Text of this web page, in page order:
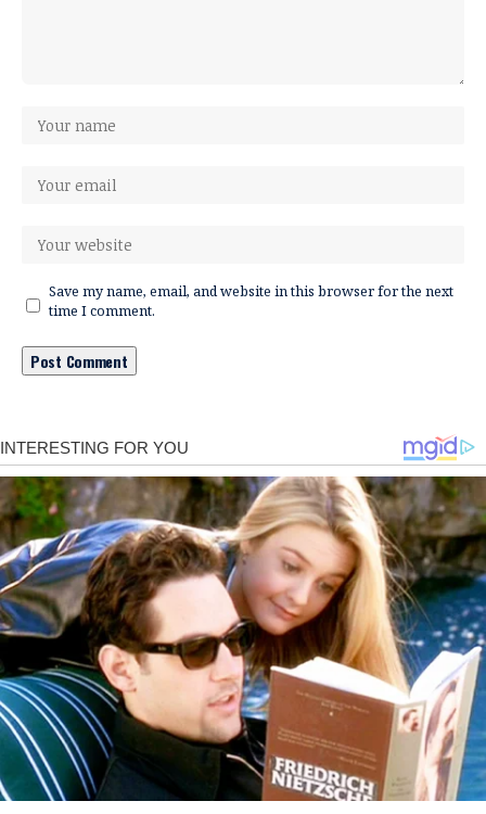
Save my name, email, and website in this browser for the next
time I comment.